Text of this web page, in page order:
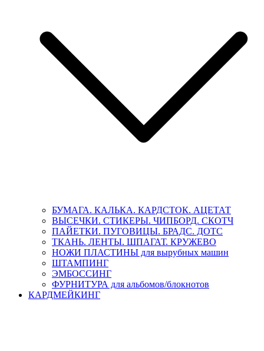
БУМАГА. КАЛЬКА. КАРДСТОК. АЦЕТАТ
ВЫСЕЧКИ. СТИКЕРЫ. ЧИПБОРД. СКОТЧ
ПАЙЕТКИ. ПУГОВИЦЫ. БРАДС. ДОТС
ТКАНЬ. ЛЕНТЫ. ШПАГАТ. КРУЖЕВО
НОЖИ ПЛАСТИНЫ для вырубных машин
ШТАМПИНГ
ЭМБОССИНГ
ФУРНИТУРА для альбомов/блокнотов
КАРДМЕЙКИНГ